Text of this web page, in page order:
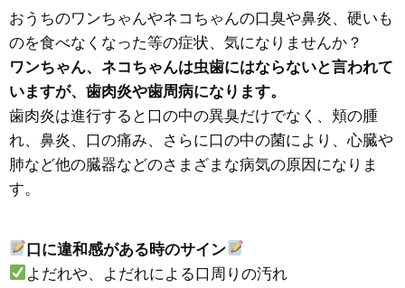
おうちのワンちゃんやネコちゃんの口臭や鼻炎、硬いも
のを食べなくなった等の症状、気になりませんか？
ワンちゃん、ネコちゃんは虫歯にはならないと言われて
いますが、歯肉炎や歯周病になります。
歯肉炎は進行すると口の中の異臭だけでなく、頬の腫
れ、鼻炎、口の痛み、さらに口の中の菌により、心臓や
肺など他の臓器などのさまざまな病気の原因になりま
す。
口に違和感がある時のサイン
よだれや、よだれによる口周りの汚れ